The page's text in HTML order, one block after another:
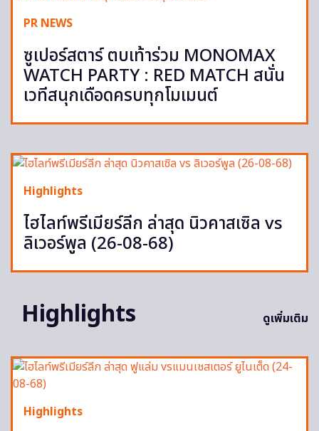
PR NEWS
ซูเปอร์สตาร์ ตบเท้าร่วม MONOMAX
WATCH PARTY : RED MATCH สนั่น
เวทีสนุกเดือดครบทุกโมเมนต์
Highlights
ไฮไลท์พรีเมียร์ลีก ล่าสุด นิวคาสเซิล vs
ลิเวอร์พูล (26-08-68)
Highlights ดูเพิ่มเติม
Highlights